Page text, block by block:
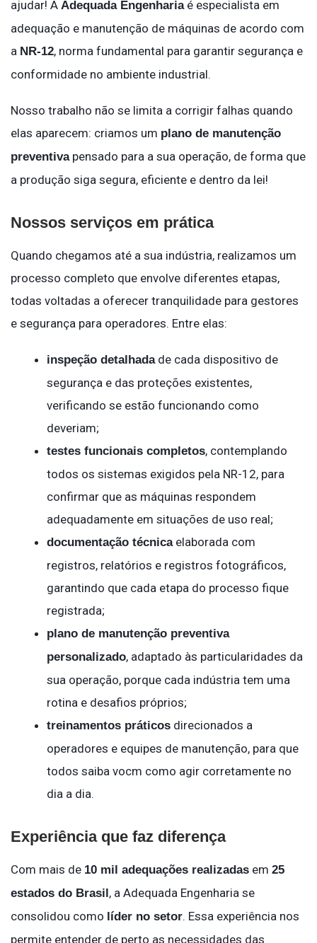
ajudar! A Adequada Engenhariaé especialista em
adequação e manutenção de máquinas de acordo com
a NR-12, norma fundamental para garantir segurança e
conformidade no ambiente industrial.
Nosso trabalho não se limita a corrigir falhas quando
elas aparecem: criamos um plano de manutenção
preventivapensado para a sua operação, de forma que
a produção siga segura, eficiente e dentro da lei!
Nossos serviços em prática
Quando chegamos até a sua indústria, realizamos um
processo completo que envolve diferentes etapas,
todas voltadas a oferecer tranquilidade para gestores
e segurança para operadores. Entre elas:
inspeção detalhadade cada dispositivo de
segurança e das proteções existentes,
verificando se estão funcionando como
deveriam;
testes funcionais completos, contemplando
todos os sistemas exigidos pela NR-12, para
confirmar que as máquinas respondem
adequadamente em situações de uso real;
documentação técnicaelaborada com
registros, relatórios e registros fotográficos,
garantindo que cada etapa do processo fique
registrada;
plano de manutenção preventiva
personalizado, adaptado às particularidades da
sua operação, porque cada indústria tem uma
rotina e desafios próprios;
treinamentos práticos direcionados a
operadores e equipes de manutenção, para que
todos saiba vocm como agir corretamente no
dia a dia.
Experiência que faz diferença
Com mais de 10 mil adequações realizadas em 25
estados do Brasil, a Adequada Engenharia se
consolidou como líder no setor. Essa experiência nos
permite entender de perto as necessidades das